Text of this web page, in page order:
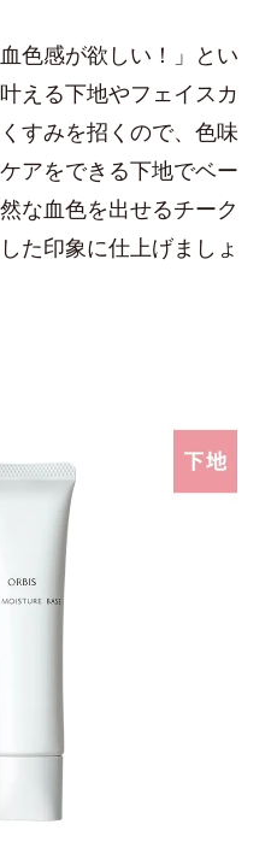
色感が欲しい！」とい
える下地やフェイスカ
すみを招くので、色味
アをできる下地でベー
な血色を出せるチーク
た印象に仕上げましょ